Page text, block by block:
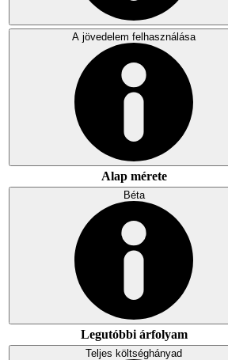
A jövedelem felhasználása
Alap mérete
Béta
Legutóbbi árfolyam
Teljes költséghányad